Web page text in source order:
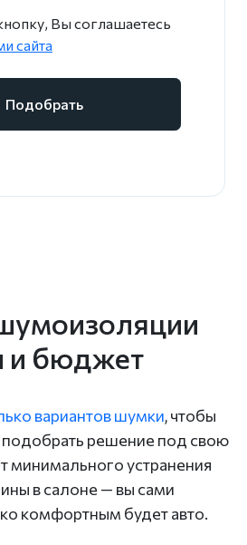
Вы соглашаетесь
сайта
Подобрать
и бюджет
вариантов шумки, чтобы
решение под свою
минимального устранения
в салоне — вы сами
комфортным будет авто.